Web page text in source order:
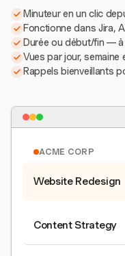
Minuteur en un clic
Fonctionne dans Jira,
Durée ou début/fin —
Vues par jour,
Rappels bienveillants
ACME CORP
Website Redesign
Content Strategy